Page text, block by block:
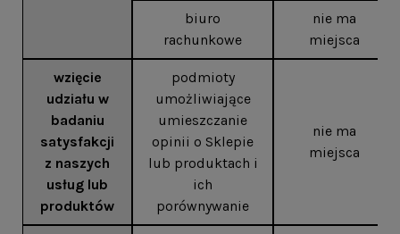
biuro
rachunkowe
nie ma
miejsca
wzięcie
udziału w
badaniu
satysfakcji
z naszych
usług lub
produktów
podmioty
umożliwiające
umieszczanie
opinii o Sklepie
lub produktach i
ich
porównywanie
nie ma
miejsca